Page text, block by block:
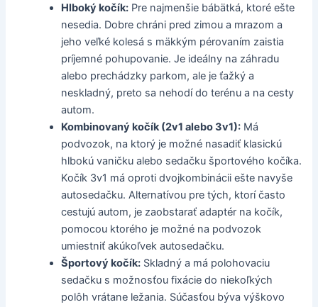
Hlboký kočík: Pre najmenšie bábätká, ktoré ešte
nesedia. Dobre chráni pred zimou a mrazom a
jeho veľké kolesá s mäkkým pérovaním zaistia
príjemné pohupovanie. Je ideálny na záhradu
alebo prechádzky parkom, ale je ťažký a
neskladný, preto sa nehodí do terénu a na cesty
autom.
Kombinovaný kočík (2v1 alebo 3v1): Má
podvozok, na ktorý je možné nasadiť klasickú
hlbokú vaničku alebo sedačku športového kočíka.
Kočík 3v1 má oproti dvojkombinácii ešte navyše
autosedačku. Alternatívou pre tých, ktorí často
cestujú autom, je zaobstarať adaptér na kočík,
pomocou ktorého je možné na podvozok
umiestniť akúkoľvek autosedačku.
Športový kočík: Skladný a má polohovaciu
sedačku s možnosťou fixácie do niekoľkých
polôh vrátane ležania. Súčasťou býva výškovo